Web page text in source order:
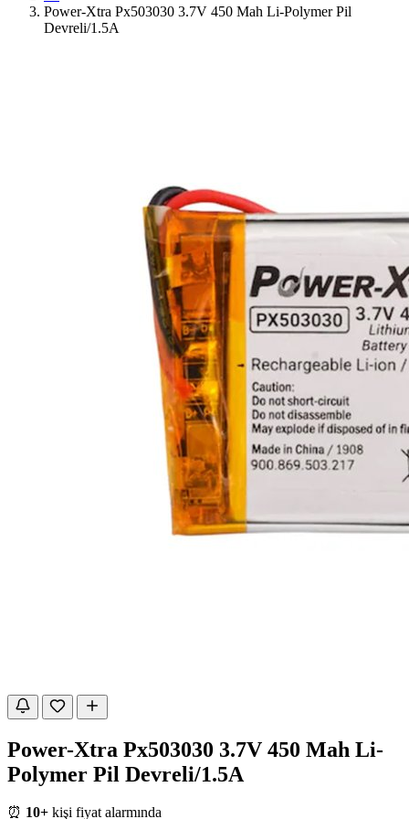
Power-Xtra Px503030 3.7V 450 Mah Li-Polymer Pil
Devreli/1.5A
Power-Xtra Px503030 3.7V 450 Mah Li-
Polymer Pil Devreli/1.5A
⏰ 10+ kişi fiyat alarmında